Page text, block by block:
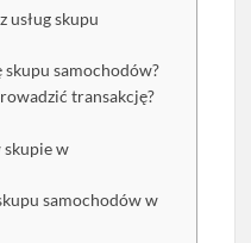
usług skupu
skupu samochodów?
transakcję?
skupie w
samochodów w